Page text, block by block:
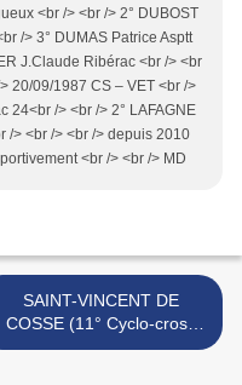
<br /> <br /> 2° DUBOST
/> 3° DUMAS Patrice Asptt
J.Claude Ribérac <br /> <br
20/09/1987 CS – VET <br />
24<br /> <br /> 2° LAFAGNE
/> <br /> <br /> depuis 2010
<br /> <br /> MD
SAINT-VINCENT DE
COSSE (11° Cyclo-cross
international) >